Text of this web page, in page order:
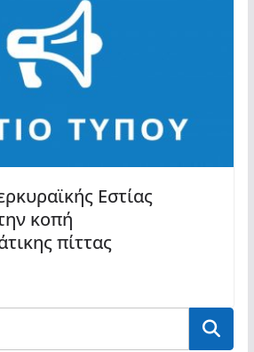
Εστίας
κοπή
πίττας